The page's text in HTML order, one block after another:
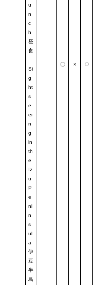
u
n
c
h
昼
食
Si
g
ht
s
e
ei
n
g
in
th
e
Iz
u
P
e
ni
n
s
ul
a
伊
豆
半
島
〇 × 〇